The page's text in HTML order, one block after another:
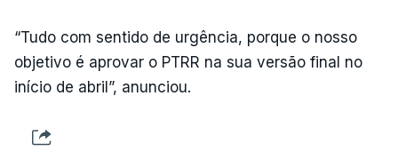
“Tudo com sentido de urgência, porque o nosso
objetivo é aprovar o PTRR na sua versão final no
início de abril”, anunciou.